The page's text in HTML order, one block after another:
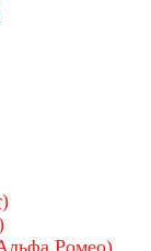
Ромео)